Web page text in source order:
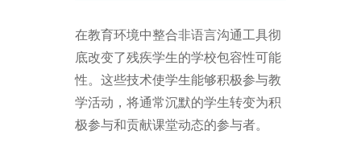
在教育环境中整合非语言沟通工具彻
底改变了残疾学生的学校包容性可能
性。这些技术使学生能够积极参与教
学活动，将通常沉默的学生转变为积
极参与和贡献课堂动态的参与者。